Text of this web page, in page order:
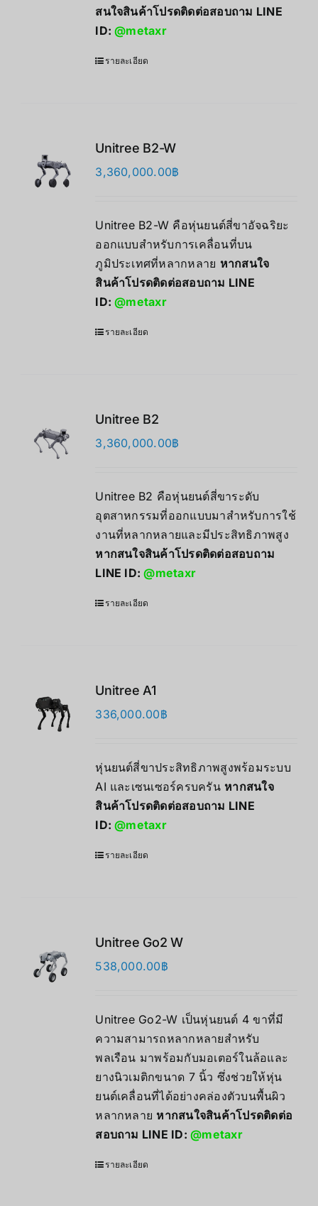
สนใจสินค้าโปรดติดต่อสอบถาม LINE
ID:@metaxr
รายละเอียด
Unitree B2-W
3,360,000.00฿
Unitree B2-W คือหุ่นยนต์สี่ขาอัจฉริยะ
ออกแบบสำหรับการเคลื่อนที่บน
ภูมิประเทศที่หลากหลาย หากสนใจ
สินค้าโปรดติดต่อสอบถาม LINE
ID:@metaxr
รายละเอียด
Unitree B2
3,360,000.00฿
Unitree B2 คือหุ่นยนต์สี่ขาระดับ
อุตสาหกรรมที่ออกแบบมาสำหรับการใช้
งานที่หลากหลายและมีประสิทธิภาพสูง
หากสนใจสินค้าโปรดติดต่อสอบถาม
LINE ID:@metaxr
รายละเอียด
Unitree A1
336,000.00฿
หุ่นยนต์สี่ขาประสิทธิภาพสูงพร้อมระบบ
AI และเซนเซอร์ครบครัน หากสนใจ
สินค้าโปรดติดต่อสอบถาม LINE
ID:@metaxr
รายละเอียด
Unitree Go2 W
538,000.00฿
Unitree Go2-W เป็นหุ่นยนต์ 4 ขาที่มี
ความสามารถหลากหลายสำหรับ
พลเรือน มาพร้อมกับมอเตอร์ในล้อและ
ยางนิวเมติกขนาด 7 นิ้ว ซึ่งช่วยให้หุ่น
ยนต์เคลื่อนที่ได้อย่างคล่องตัวบนพื้นผิว
หลากหลาย หากสนใจสินค้าโปรดติดต่อ
สอบถาม LINE ID:@metaxr
รายละเอียด